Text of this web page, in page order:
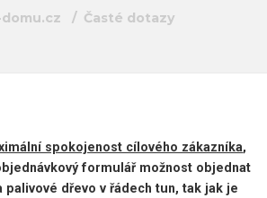
Časté dotazy
spokojenost cílového zákazníka,
formulář možnost objednat
palivové dřevo v řádech tun, tak jak je